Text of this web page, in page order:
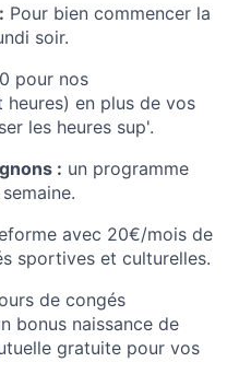
Pour bien commencer la
soir.
pour nos
en plus de vos
les heures sup'.
: un programme
avec 20€/mois de
sportives et culturelles.
de congés
bonus naissance de
gratuite pour vos